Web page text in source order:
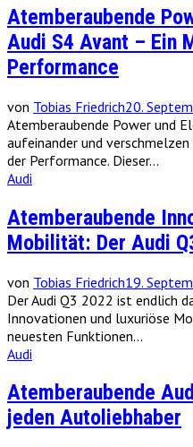
Atemberaubende
Audi S4 Avant – Ein
Performance
von Tobias Friedrich20.
Atemberaubende Power und
aufeinander und
der Performance. Dieser...
Audi
Atemberaubende
Mobilität: Der Audi
von Tobias Friedrich19.
Der Audi Q3 2022 ist endlich
Innovationen und luxuriöse
neuesten Funktionen...
Audi
Atemberaubende
jeden Autoliebhaber